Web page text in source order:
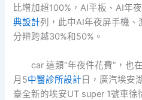
比增加超100%，AI平板、AI年
典設計列，此中AI年夜屏手機、
分辨跨越30%和50%。
car 這類“年夜件花費”，也
月5中醫診所設計 日，廣汽埃安
臺全新的埃安UT super 1號車徐